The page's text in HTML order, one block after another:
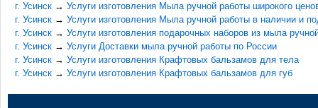
г. Усинск → Услуги изготовления Мыла ручной работы широкого
г. Усинск → Услуги изготовления Мыла ручной работы в наличии и
г. Усинск → Услуги изготовления подарочных наборов из мыла
г. Усинск → Услуги Доставки мыла ручной работы по России
г. Усинск → Услуги изготовления Крафтовых бальзамов для тела
г. Усинск → Услуги изготовления Крафтовых бальзамов для губ